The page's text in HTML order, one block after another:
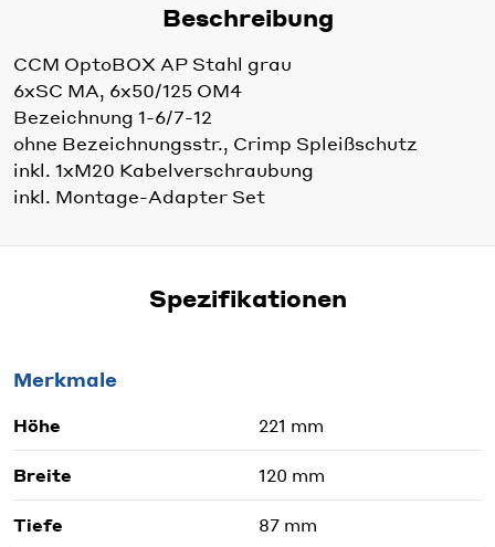
Beschreibung
CCM OptoBOX AP Stahl grau
6xSC MA, 6x50/125 OM4
Bezeichnung 1-6/7-12
ohne Bezeichnungsstr., Crimp Spleißschutz
inkl. 1xM20 Kabelverschraubung
inkl. Montage-Adapter Set
Spezifikationen
Merkmale
Höhe 221 mm
Breite 120 mm
Tiefe 87 mm